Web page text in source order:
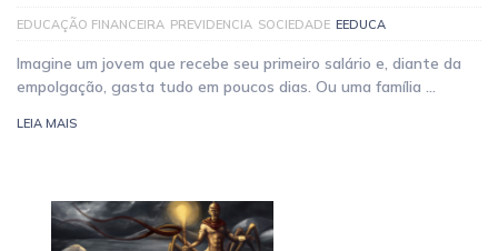
EDUCAÇÃO FINANCEIRA PREVIDENCIA SOCIEDADE EEDUCA
Imagine um jovem que recebe seu primeiro salário e, diante da
empolgação, gasta tudo em poucos dias. Ou uma família …
LEIA MAIS